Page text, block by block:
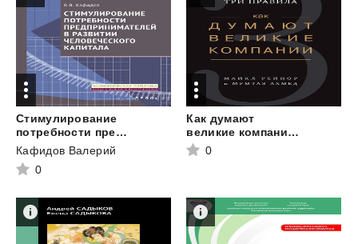
Стимулирование
потребности предпринимателей в развитии человеческого капитала
Кафидов Валерий
0
Как думают
великие компании: три правила
0